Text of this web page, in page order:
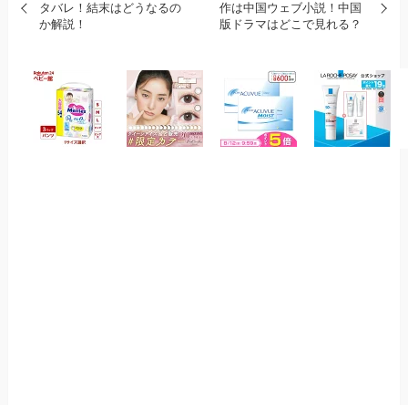
タバレ！結末はどうなるの
か解説！
作は中国ウェブ小説！中国
版ドラマはどこで見れる？